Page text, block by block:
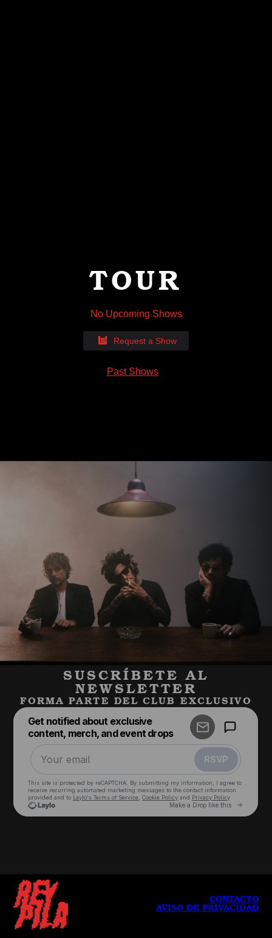
TOUR
No Upcoming Shows
Request a Show
Past Shows
SUSCRÍBETE AL
NEWSLETTER
FORMA PARTE DEL CLUB EXCLUSIVO
CONTACTO
AVISO DE PRIVACIDAD